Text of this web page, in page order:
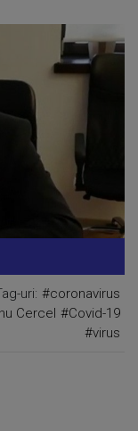
uri: #coronavirus
Cercel #Covid-19
#virus